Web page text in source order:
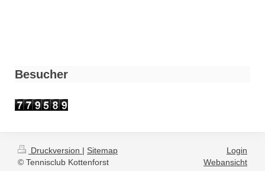
Besucher
Druckversion | Sitemap
© Tennisclub Kottenforst
Login
Webansicht